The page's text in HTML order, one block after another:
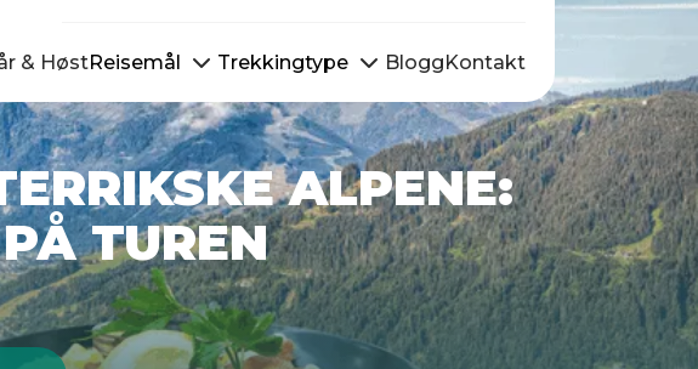
& HøstReisemål Trekkingtype BloggKontakt
ALPENE:
TUREN